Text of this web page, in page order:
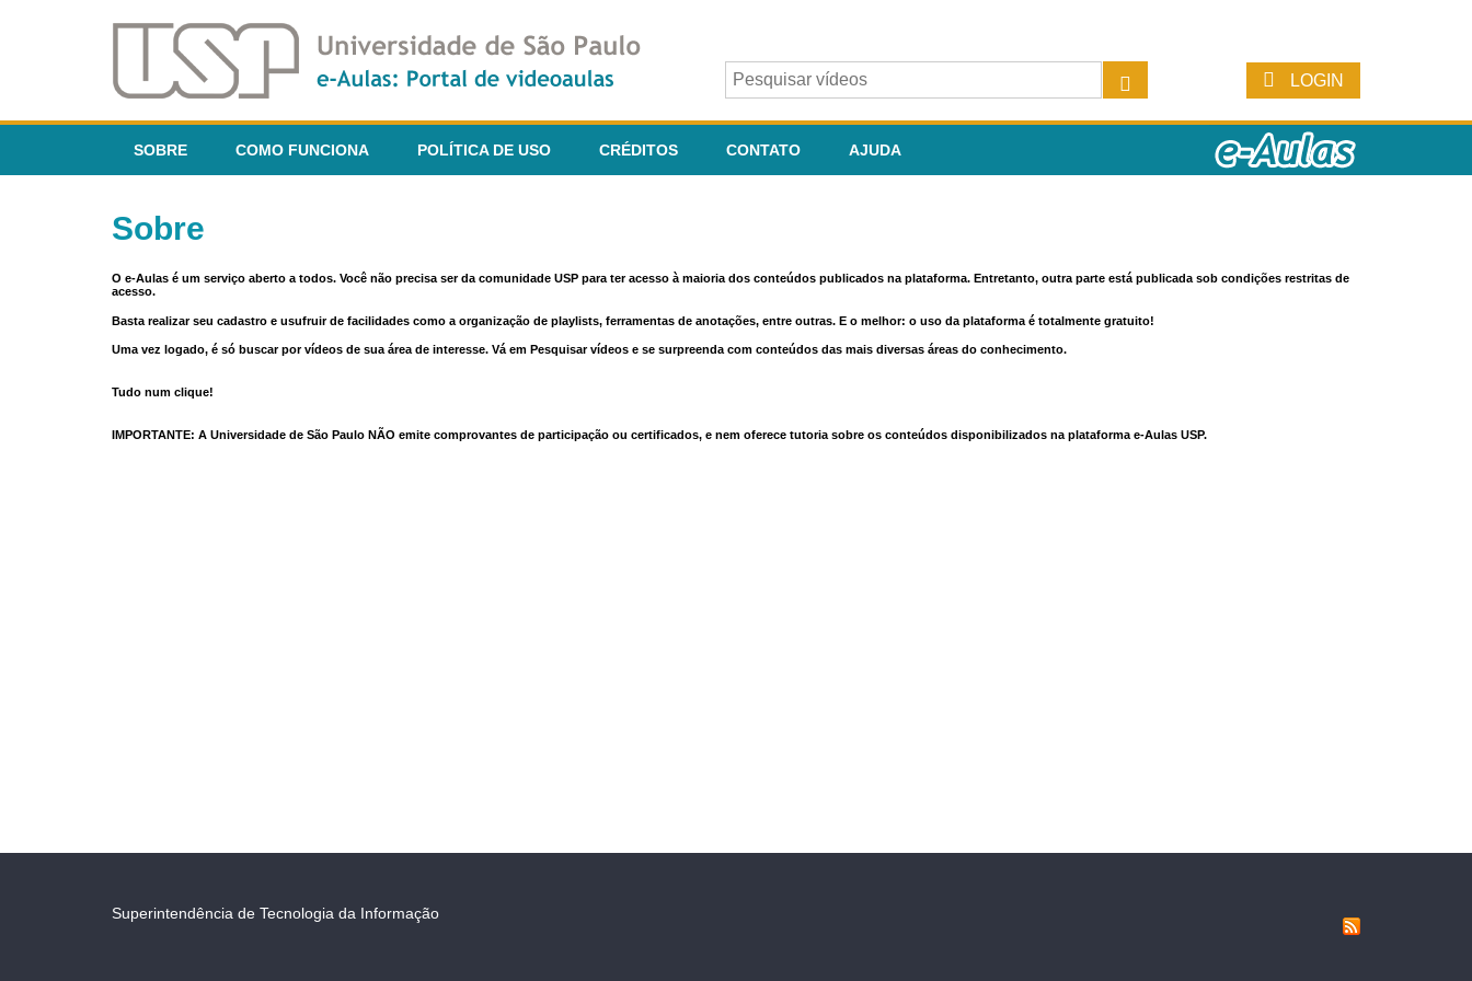
LOGIN
SOBRE COMO FUNCIONA POLÍTICA DE USO CRÉDITOS CONTATO AJUDA
Sobre
O e-Aulas é um serviço aberto a todos. Você não precisa ser da comunidade USP para ter acesso à maioria dos conteúdos publicados na plataforma. Entretanto, outra parte está publicada sob condições restritas de
acesso.
Basta realizar seu cadastro e usufruir de facilidades como a organização de playlists, ferramentas de anotações, entre outras. E o melhor: o uso da plataforma é totalmente gratuito!
Uma vez logado, é só buscar por vídeos de sua área de interesse. Vá em Pesquisar vídeos e se surpreenda com conteúdos das mais diversas áreas do conhecimento.
Tudo num clique!
IMPORTANTE: A Universidade de São Paulo NÃO emite comprovantes de participação ou certificados, e nem oferece tutoria sobre os conteúdos disponibilizados na plataforma e-Aulas USP.
Superintendência de Tecnologia da Informação